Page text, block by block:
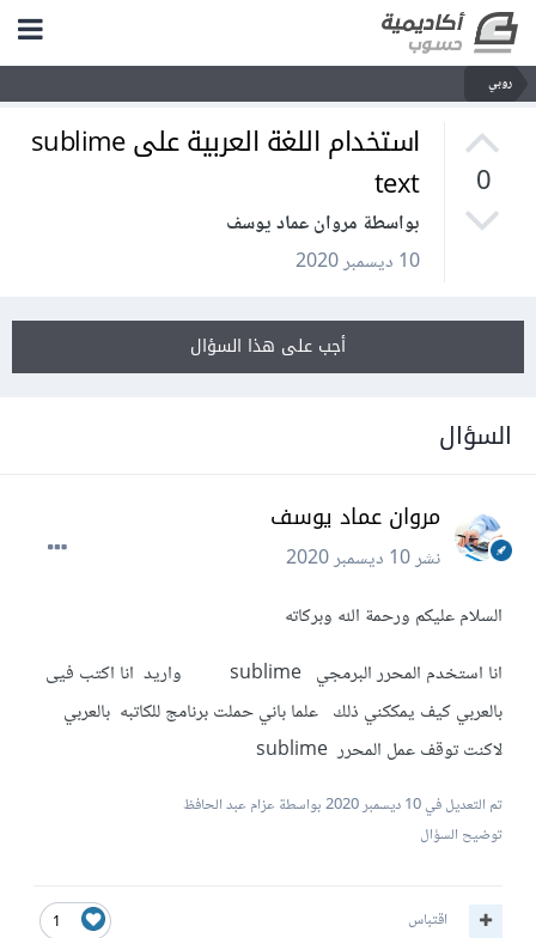
روبي
0
استخدام اللغة العربية على sublime
text
بواسطة مروان عماد يوسف
10 ديسمبر 2020
أجب على هذا السؤال
السؤال
مروان عماد يوسف
نشر10 ديسمبر 2020
السلام عليكم ورحمة الله وبركاته
انا استخدم المحرر البرمجي sublime واريد انا اكتب فيى
بالعربي كيف يمككني ذلك علما باني حملت برنامج للكاتبه بالعربي
لاكنت توقف عمل المحرر sublime
تم التعديل في10 ديسمبر 2020
بواسطة عزام عبد الحافظ
توضيح السؤال
1 اقتباس